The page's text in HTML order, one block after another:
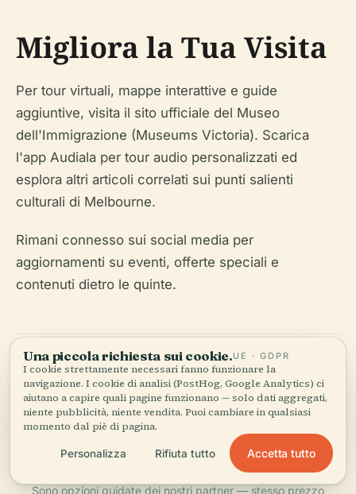
Migliora la Tua Visita
Per tour virtuali, mappe interattive e guide
aggiuntive, visita il sito ufficiale del Museo
dell'Immigrazione (Museums Victoria). Scarica
l'app Audiala per tour audio personalizzati ed
esplora altri articoli correlati sui punti salienti
culturali di Melbourne.
Rimani connesso sui social media per
aggiornamenti su eventi, offerte speciali e
contenuti dietro le quinte.
Tickets &tours.
Sono opzioni guidate dei nostri partner — stesso prezzo
Una piccola richiesta sui cookie.UE · GDPR
I cookie strettamente necessari fanno funzionare la
navigazione. I cookie di analisi (PostHog, Google Analytics) ci
aiutano a capire quali pagine funzionano — solo dati aggregati,
niente pubblicità, niente vendita. Puoi cambiare in qualsiasi
momento dal piè di pagina.
Personalizza Rifiuta tutto Accetta tutto